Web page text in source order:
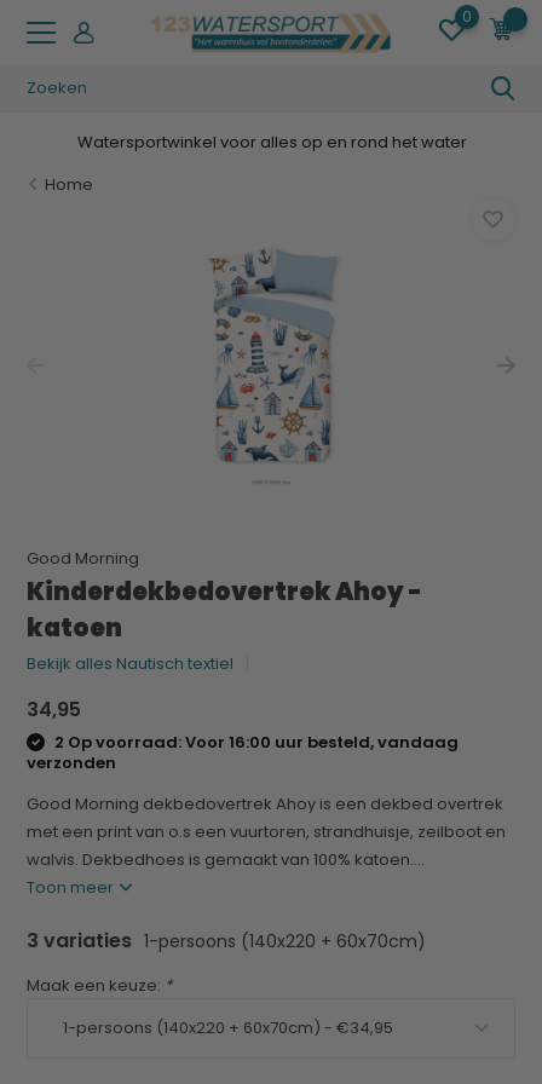
0
Watersportwinkel voor alles op en rond het water
Home
Good Morning
Kinderdekbedovertrek Ahoy -
katoen
Bekijk alles Nautisch textiel
34,95
2 Op voorraad: Voor 16:00 uur besteld, vandaag
verzonden
Good Morning dekbedovertrek Ahoy is een dekbed overtrek
met een print van o.s een vuurtoren, strandhuisje, zeilboot en
walvis. Dekbedhoes is gemaakt van 100% katoen....
Toon meer
3 variaties 1-persoons (140x220 + 60x70cm)
Maak een keuze: *